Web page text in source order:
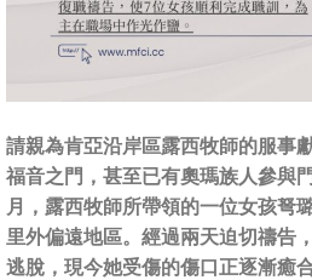
請親為肯亞沿岸區露西牧師的服事
福音之門，甚至已有奧瑪族人參與
月，露西牧師所帶領的一位女孩弩
里外偏遠地區。經過兩天迫切禱告
逃脫，現今她受傷的傷口正逐漸癒